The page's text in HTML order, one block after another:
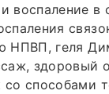
воспаление в
НПВП, геля
здоровый
способами